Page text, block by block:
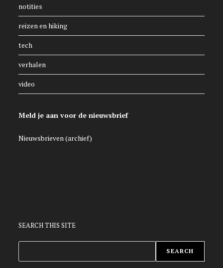
notities
reizen en hiking
tech
verhalen
video
Meld je aan voor de nieuwsbrief
Nieuwsbrieven (archief)
SEARCH THIS SITE
SEARCH